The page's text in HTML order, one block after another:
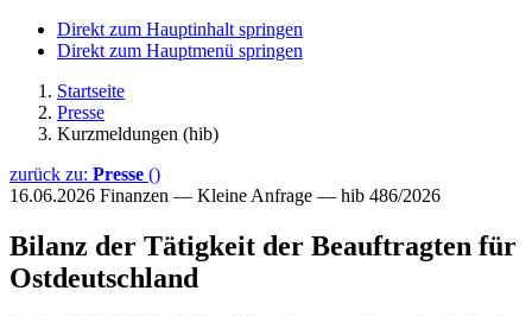
Direkt zum Hauptinhalt springen
Direkt zum Hauptmenü springen
Startseite
Presse
Kurzmeldungen (hib)
zurück zu: Presse ()
16.06.2026 Finanzen — Kleine Anfrage — hib 486/2026
Bilanz der Tätigkeit der Beauftragten für
Ostdeutschland